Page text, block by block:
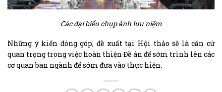
Các đại biểu chụp ảnh lưu niệm
Những ý kiến đóng góp, đề xuất tại Hội thảo sẽ là căn cứ
quan trọng trong việc hoàn thiện Đề án để sớm trình lên các
cơ quan ban ngành để sớm đưa vào thực hiện.